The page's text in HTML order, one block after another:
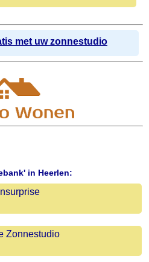
met uw zonnestudio
in Heerlen:
Zonnestudio